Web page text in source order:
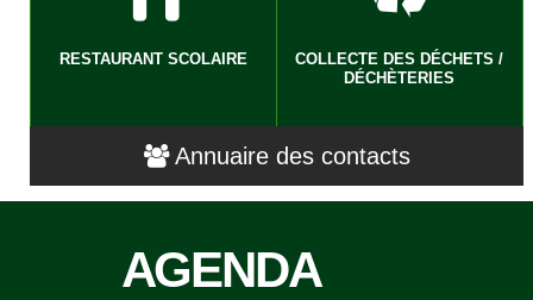
RESTAURANT SCOLAIRE
COLLECTE DES DÉCHETS /
DÉCHÈTERIES
Annuaire des contacts
AGENDA